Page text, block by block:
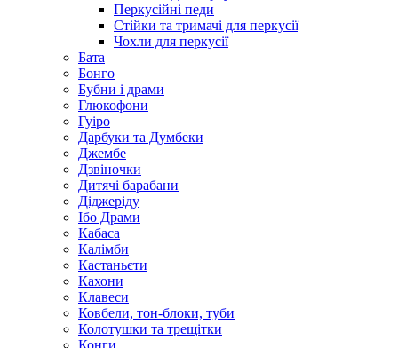
Перкусійні педи
Стійки та тримачі для перкусії
Чохли для перкусії
Бата
Бонго
Бубни і драми
Глюкофони
Гуіро
Дарбуки та Думбеки
Джембе
Дзвіночки
Дитячі барабани
Діджеріду
Ібо Драми
Кабаса
Калімби
Кастаньєти
Кахони
Клавеси
Ковбели, тон-блоки, туби
Колотушки та трещітки
Конги